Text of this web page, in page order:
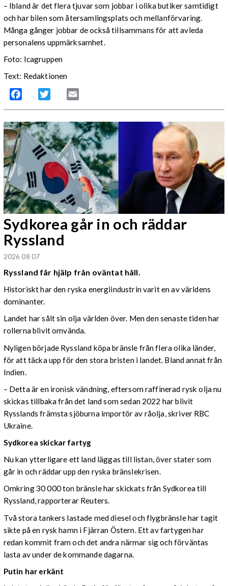
– Ibland är det flera tjuvar som jobbar i olika butiker samtidigt
och har bilen som återsamlingsplats och mellanförvaring.
Många gånger jobbar de också tillsammans för att avleda
personalens uppmärksamhet.
Foto: Icagruppen
Text: Redaktionen
Facebook Twitter
Sydkorea går in och räddar
Ryssland
2026 08 07
Ryssland får hjälp från oväntat håll.
Historiskt har den ryska energiindustrin varit en av världens
dominanter.
Landet har sålt sin olja världen över. Men den senaste tiden har
rollerna blivit omvända.
Nyligen började Ryssland köpa bränsle från flera olika länder,
för att täcka upp för den stora bristen i landet. Bland annat från
Indien.
– Detta är en ironisk vändning, eftersom raffinerad rysk olja nu
skickas tillbaka från det land som sedan 2022 har blivit
Rysslands främsta sjöburna importör av råolja, skriver RBC
Ukraine.
Sydkorea skickar fartyg
Nu kan ytterligare ett land läggas till listan, över stater som
går in och räddar upp den ryska bränslekrisen.
Omkring 30 000 ton bränsle har skickats från Sydkorea till
Ryssland, rapporterar Reuters.
Två stora tankers lastade med diesel och flygbränsle har tagit
sikte på en rysk hamn i Fjärran Östern. Ett av fartygen har
redan kommit fram och det andra närmar sig och förväntas
lasta av under de kommande dagarna.
Putin har erkänt